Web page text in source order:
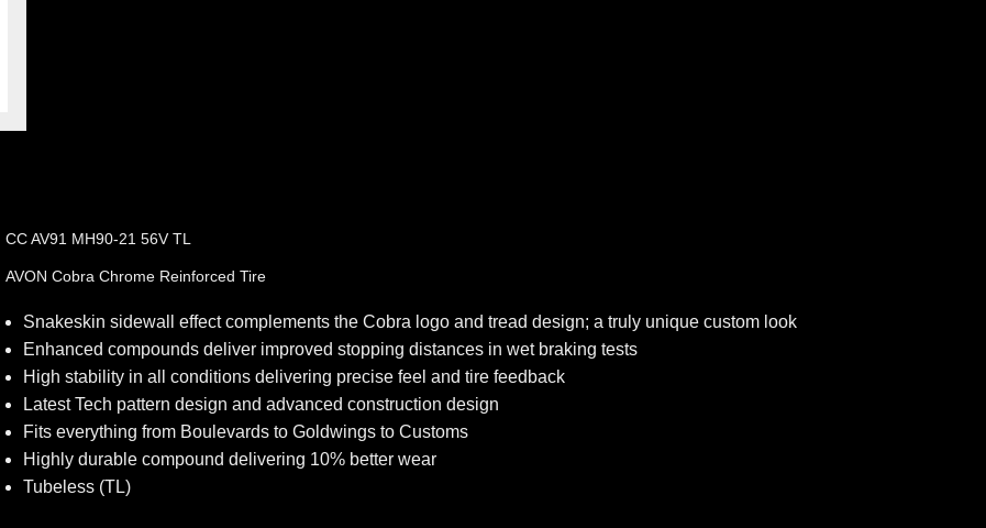
CC AV91 MH90-21 56V TL
AVON Cobra Chrome Reinforced Tire
Snakeskin sidewall effect complements the Cobra logo and tread design; a truly unique custom look
Enhanced compounds deliver improved stopping distances in wet braking tests
High stability in all conditions delivering precise feel and tire feedback
Latest Tech pattern design and advanced construction design
Fits everything from Boulevards to Goldwings to Customs
Highly durable compound delivering 10% better wear
Tubeless (TL)